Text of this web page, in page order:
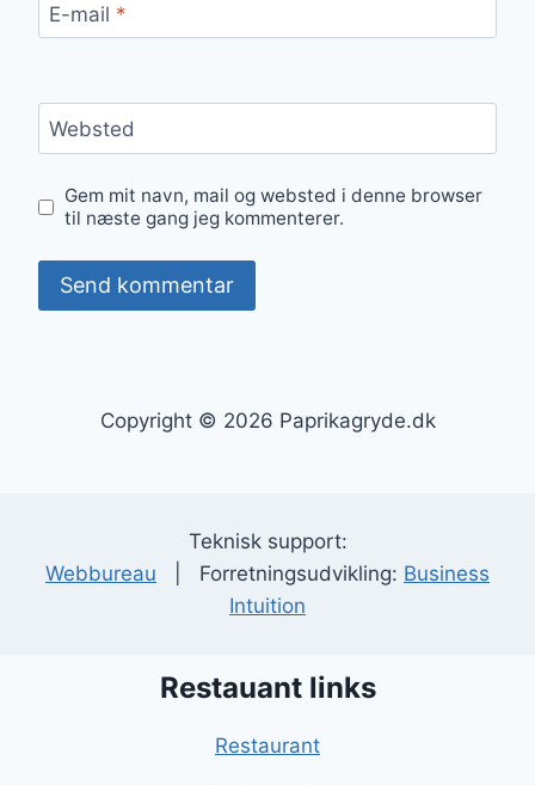
E-mail *
Websted
Gem mit navn, mail og websted i denne browser
til næste gang jeg kommenterer.
Copyright © 2026 Paprikagryde.dk
Teknisk support:
Webbureau | Forretningsudvikling: Business
Intuition
Restauant links
Restaurant